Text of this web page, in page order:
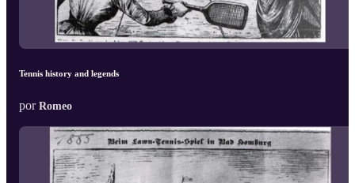
Tennis history and legends
por Romeo